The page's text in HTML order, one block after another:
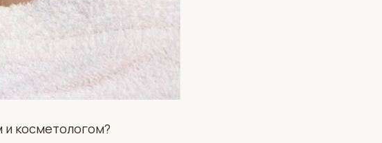
косметологом?